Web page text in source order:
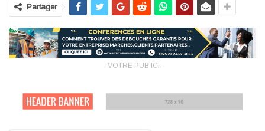
Partager
- VOTRE PUB ICI-